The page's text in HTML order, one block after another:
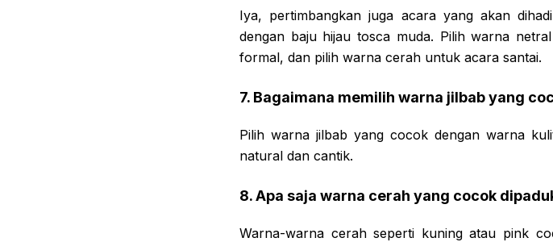
Iya, pertimbangkan juga acara yang akan
dengan baju hijau tosca muda. Pilih warna
formal, dan pilih warna cerah untuk acara santai.
7. Bagaimana memilih warna jilbab yang
Pilih warna jilbab yang cocok dengan warna
natural dan cantik.
8. Apa saja warna cerah yang cocok
Warna-warna cerah seperti kuning atau pink